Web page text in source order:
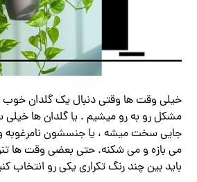
خیلی وقت ‌ها وقتی دنبال یک گلدان خوب
مشکل رو به‌ رو میشیم . یا گلدان‌ ها
‌جایی سخت میشه ، یا جنسشون نامرغوبه و
می‌ بازه و می ‌شکنه. حتی بعضی وقت ‌ها
باید بین چند رنگ تکراری یکی رو انتخاب